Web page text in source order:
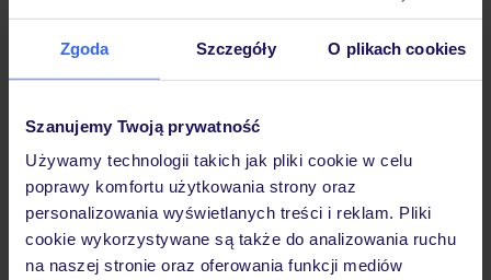
Zgoda Szczegóły O plikach cookies
Szanujemy Twoją prywatność
Używamy technologii takich jak pliki cookie w celu
poprawy komfortu użytkowania strony oraz
personalizowania wyświetlanych treści i reklam. Pliki
cookie wykorzystywane są także do analizowania ruchu
na naszej stronie oraz oferowania funkcji mediów
Hotel
Pokoje
Wyżywienie